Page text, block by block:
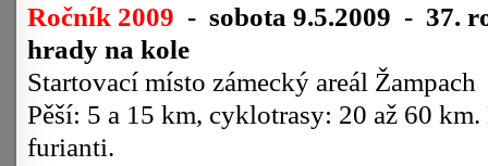
Ročník 2009 - sobota 9.5.2009 - 37.
hrady na kole
Startovací místo zámecký areál
Pěší: 5 a 15 km, cyklotrasy: 20 až 60
furianti.